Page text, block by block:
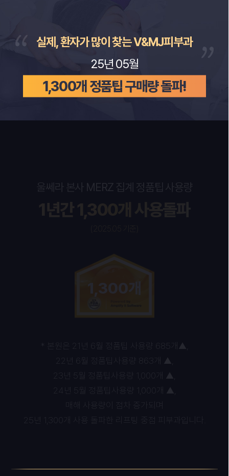
실제, 환자가 많이 찾는 V&MJ피부과
25년 05월
1,300개 정품팁 구매량 돌파!
울쎄라 본사 MERZ 집계 정품팁 사용량
1,300개
* 본원은 21년 6월 정품팁 사용량 685개▲,
22년 6월 정품팁사용량 863개 ▲,
23년 5월 정품팁사용량 1,000개 ▲,
24년 5월 정품팁사용량 1,000개 ▲,